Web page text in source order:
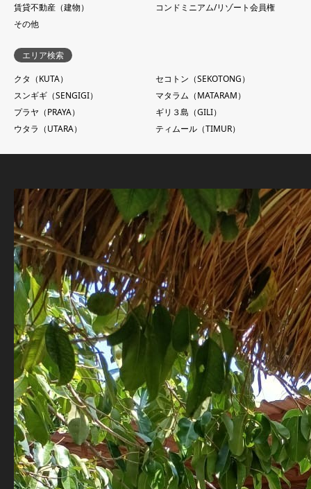
賃貸不動産（建物）
コンドミニアム/リゾート会員権
その他
エリア検索
クタ（KUTA）
セコトン（SEKOTONG）
スンギギ（SENGIGI）
マタラム（MATARAM）
プラヤ（PRAYA）
ギリ３島（GILI）
ウタラ（UTARA）
ティムール（TIMUR）